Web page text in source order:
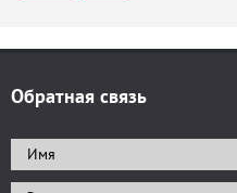
Обратная связь